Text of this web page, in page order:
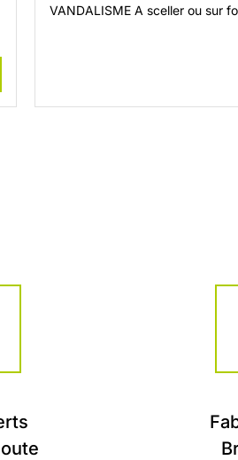
VANDALISME A sceller ou sur